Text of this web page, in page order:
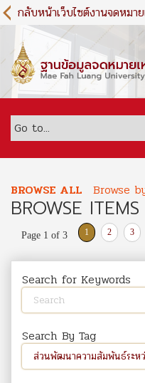
S
k
m
c
กลับหน้าเว็บไซต์งานจดหมา
BROWSE ALL Browse
BROWSE
Page 1 of 3 1 2 3
Search for Keywords
Search By Tag